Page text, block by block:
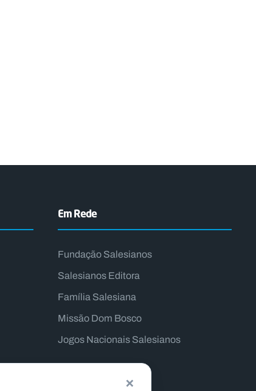
Em Rede
Fundação Salesianos
Salesianos Editora
Família Salesiana
Missão Dom Bosco
Jogos Nacionais Salesianos
×